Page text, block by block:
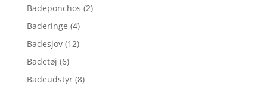
Badeponchos (2)
Baderinge (4)
Badesjov (12)
Badetøj (6)
Badeudstyr (8)